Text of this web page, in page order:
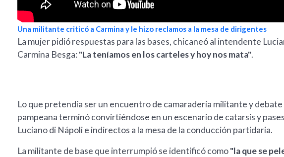
Una militante criticó a Carmina y le hizo reclamos a la mesa de dirigentes
La mujer pidió respuestas para las bases, chicaneó al intendente
Carmina Besga:"La teníamos en los carteles y hoy nos mata".
Lo que pretendía ser un encuentro de camaradería militante y
pampeana terminó convirtiéndose en un escenario de catarsis y
Luciano di Nápoli e indirectos a la mesa de la conducción partidaria.
La militante de base que interrumpió se identificó como"la que se